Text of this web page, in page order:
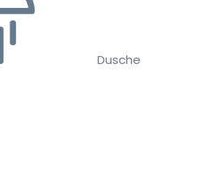
Dusche